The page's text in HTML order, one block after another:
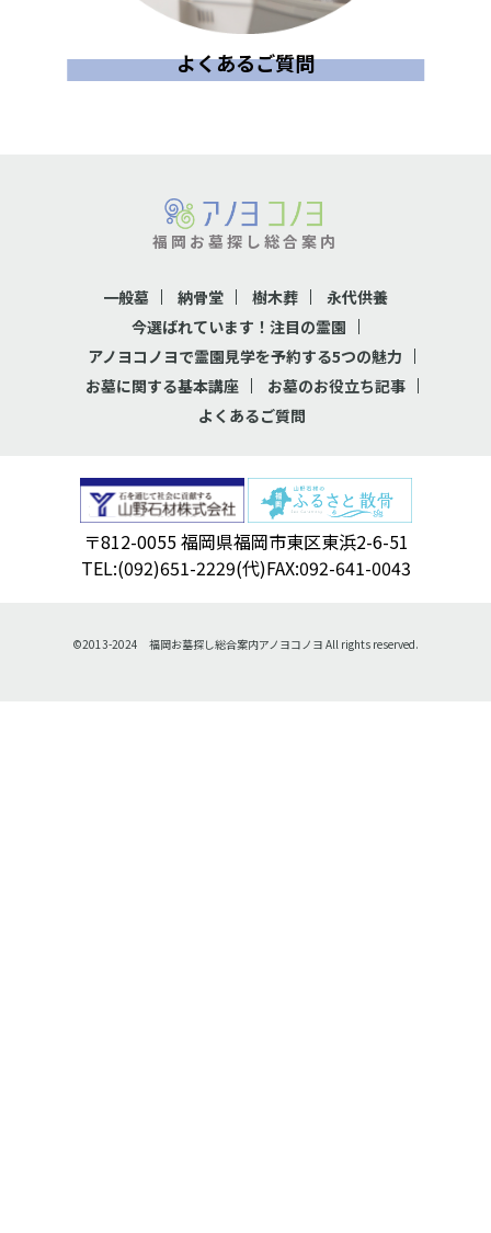
よくあるご質問
福岡お墓探し総合案内
一般墓 納骨堂 樹木葬
永代供養
今選ばれています！注目の霊園
アノヨコノヨで霊園見学を予約する5つの魅力
お墓に関する基本講座
お墓のお役立ち記事
よくあるご質問
〒812-0055 福岡県福岡市東区東浜2-6-51
TEL:(092)651-2229(代)FAX:092-641-0043
©2013-2024 福岡お墓探し総合案内アノヨコノヨ All rights reserved.